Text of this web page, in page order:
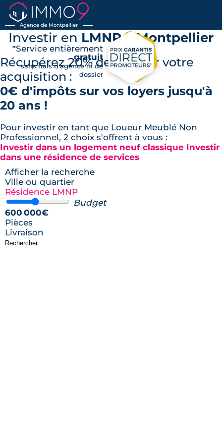
Agence de Montpellier
Investir en LMNP à Montpellier
Récupérez 20% de TVA sur votre
acquisition :
0€ d'impôts sur vos loyers jusqu'à
20 ans !
Pour investir en tant que Loueur Meublé Non
Professionnel, 2 choix s'offrent à vous :
Investir dans un logement neuf classique Investir
dans une résidence de services
Afficher la recherche
Ville ou quartier
Résidence LMNP
Budget
600 000€
Pièces
Livraison
Rechercher
*Service entièrement
gratuit
sans frais d'agence ni de
dossier